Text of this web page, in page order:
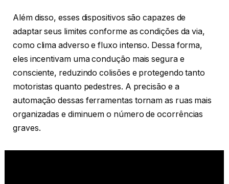
Além disso, esses dispositivos são capazes de
adaptar seus limites conforme as condições da via,
como clima adverso e fluxo intenso. Dessa forma,
eles incentivam uma condução mais segura e
consciente, reduzindo colisões e protegendo tanto
motoristas quanto pedestres. A precisão e a
automação dessas ferramentas tornam as ruas mais
organizadas e diminuem o número de ocorrências
graves.